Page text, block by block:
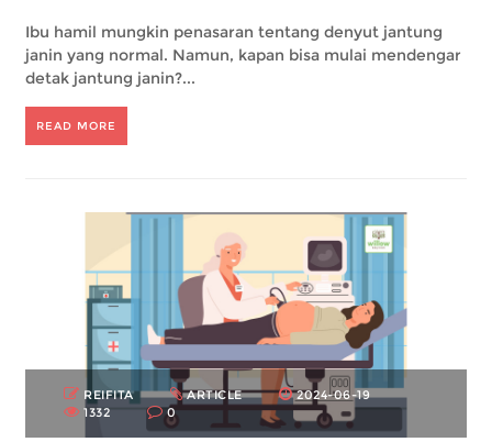
Ibu hamil mungkin penasaran tentang denyut jantung
janin yang normal. Namun, kapan bisa mulai mendengar
detak jantung janin?...
READ MORE
REIFITA ARTICLE
2024-06-19
1332
0